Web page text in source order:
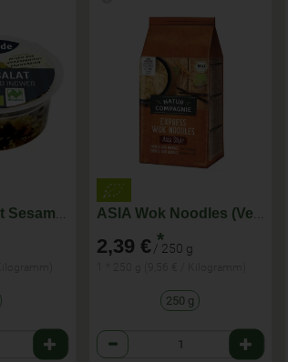
Algen-Salat mit Sesam+Ingwer ASIA Wok Noodles (Vegan)
2,39 € *
/ 250 g
250 g
Anzahl